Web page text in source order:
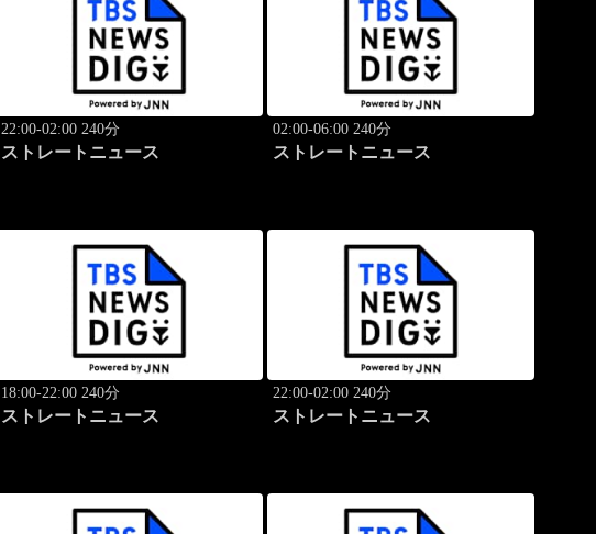
22:00-02:00 240分
ストレートニュース
02:00-06:00 240分
ストレートニュース
18:00-22:00 240分
ストレートニュース
22:00-02:00 240分
ストレートニュース